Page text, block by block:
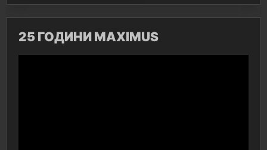
25 ГОДИНИ MAXIMUS